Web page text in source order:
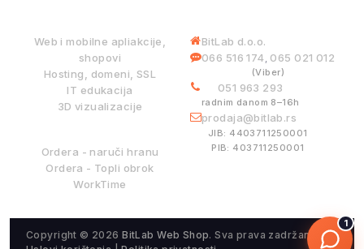
Web i mobilne apliakcije,
shopovi
Hosting, domeni, SSL
IT edukacija
3D vizualizacije
Ordera - naruči hranu
Ordera - Topli obrok
WorkTime
BitLab d.o.o.
066 516 174, 065 021 012
(Viber)
051 963 293
radnim danom 8–16h
prodaja@bitlab.rs
JIB: 4403711250001
PIB: 403711250001
Copyright © 2026BitLab Web Shop. Sva prava zadržana.
1